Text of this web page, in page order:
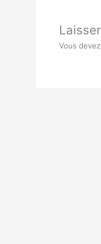
Vous devez